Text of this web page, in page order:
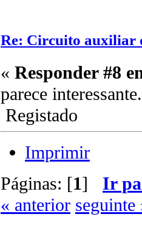
Re: Circuito auxiliar
« Responder #8
parece
Registado
Imprimir
Páginas: [1] Ir
« anterior seguinte